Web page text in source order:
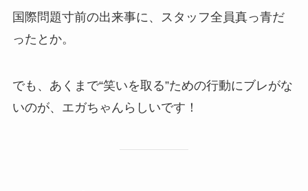
国際問題寸前の出来事に、スタッフ全員真っ青だ
ったとか。
でも、あくまで“笑いを取る”ための行動にブレがな
いのが、エガちゃんらしいです！